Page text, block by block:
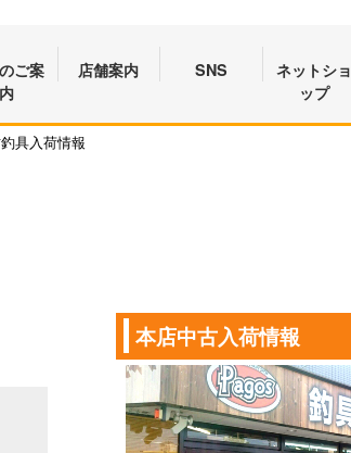
ご案
内
店舗案内 SNS
ネットショ
ップ
具入荷情報
本店中古入荷情報